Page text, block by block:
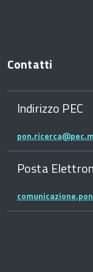
Contatti
Indirizzo PEC
Posta